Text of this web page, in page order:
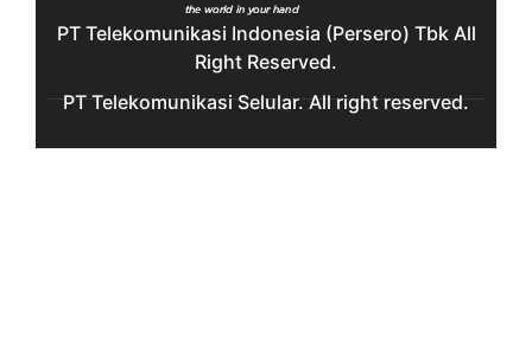
PT Telekomunikasi Indonesia (Persero) Tbk All
Right Reserved.
PT Telekomunikasi Selular. All right reserved.